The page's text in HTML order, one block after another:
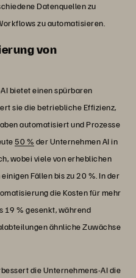
Datenquellen zu
zu automatisieren.
von
bietet einen spürbaren
sie die betriebliche Effizienz,
automatisiert und Prozesse
50 % der Unternehmen AI in
wobei viele von erheblichen
Fällen bis zu 20 %. In der
die Kosten für mehr
19 % gesenkt, während
ähnliche Zuwächse
die Unternehmens-AI die